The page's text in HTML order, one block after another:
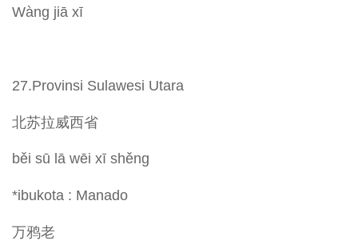
Wàng jiā xī
27.Provinsi Sulawesi Utara
北苏拉威西省
běi sū lā wēi xī shěng
*ibukota : Manado
万鸦老